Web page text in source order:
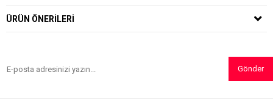
ÜRÜN ÖNERILERI
Gönder